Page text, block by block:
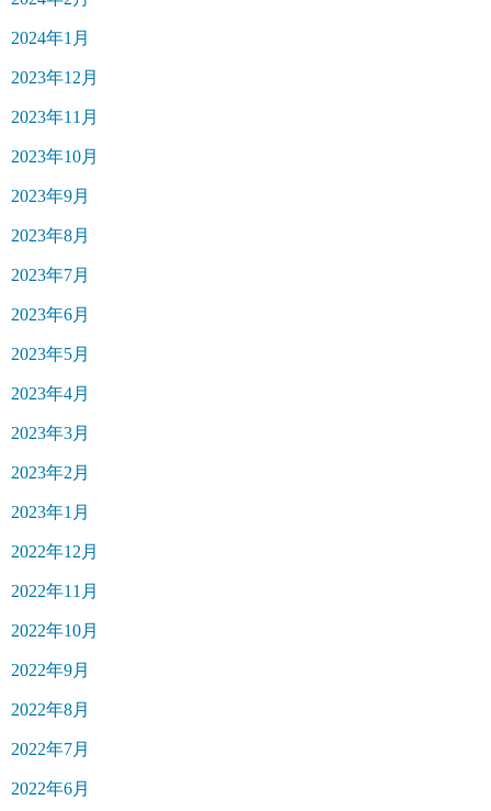
2024年1月
2023年12月
2023年11月
2023年10月
2023年9月
2023年8月
2023年7月
2023年6月
2023年5月
2023年4月
2023年3月
2023年2月
2023年1月
2022年12月
2022年11月
2022年10月
2022年9月
2022年8月
2022年7月
2022年6月